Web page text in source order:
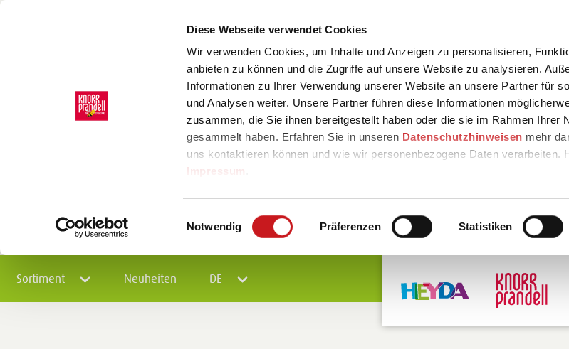
Diese Webseite verwendet Cookies
Wir verwenden Cookies, um Inhalte und Anzeigen zu personalisieren,
anbieten zu können und die Zugriffe auf unsere Website zu analysieren.
Informationen zu Ihrer Verwendung unserer Website an unsere Partner für
und Analysen weiter. Unsere Partner führen diese Informationen
zusammen, die Sie ihnen bereitgestellt haben oder die sie im Rahmen Ihrer
gesammelt haben. Erfahren Sie in unseren Datenschutzhinweisen mehr
uns kontaktieren können und wie wir personenbezogene Daten verarbeiten.
Impressum
Einwilligungsauswahl
Notwendig Präferenzen Statistiken
Sortiment Neuheiten DE